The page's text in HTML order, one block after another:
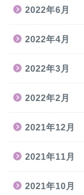
2022年6月
2022年4月
2022年3月
2022年2月
2021年12月
2021年11月
2021年10月